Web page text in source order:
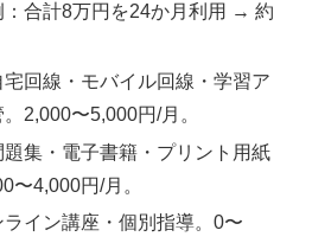
：合計8万円を24か月利用 → 約
宅回線・モバイル回線・学習ア
2,000〜5,000円/月。
集・電子書籍・プリント用紙
〜4,000円/月。
イン講座・個別指導。0〜